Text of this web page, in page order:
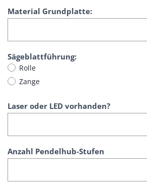
Material Grundplatte:
Sägeblattführung:
Rolle
Zange
Laser oder LED vorhanden?
Anzahl Pendelhub-Stufen